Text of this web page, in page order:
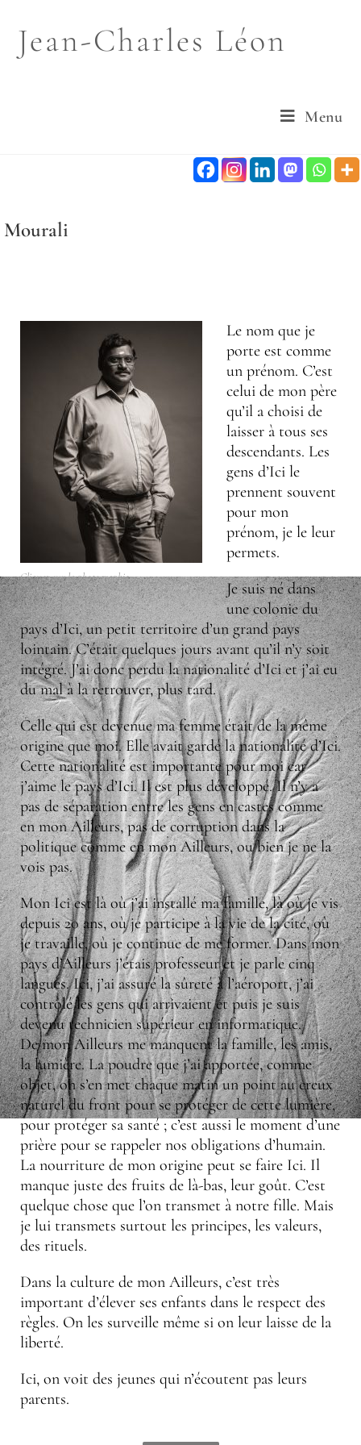
Jean-Charles Léon
Menu
Mourali
Cliquez sur la photographie
Le nom que je
porte est comme
un prénom. C’est
celui de mon père
qu’il a choisi de
laisser à tous ses
descendants. Les
gens d’Ici le
prennent souvent
pour mon
prénom, je le leur
permets.
Je suis né dans
une colonie du
pays d’Ici, un petit territoire d’un grand pays
lointain. C’était quelques jours avant qu’il n’y soit
intégré. J’ai donc perdu la nationalité d’Ici et j’ai eu
du mal à la retrouver, plus tard.
Celle qui est devenue ma femme était de la même
origine que moi. Elle avait gardé la nationalité d’Ici.
Cette nationalité est importante pour moi car
j’aime le pays d’Ici. Il est plus développé. Il n’y a
pas de séparation entre les gens en castes comme
en mon Ailleurs, pas de corruption dans la
politique comme en mon Ailleurs, ou bien je ne la
vois pas.
Mon Ici est là où j’ai installé ma famille, là où je vis
depuis 20 ans, où je participe à la vie de la cité, où
je travaille, où je continue de me former. Dans mon
pays d’Ailleurs j’étais professeur et je parle cinq
langues. Ici, j’ai assuré la sûreté à l’aéroport, j’ai
contrôlé les gens qui arrivaient et puis je suis
devenu technicien supérieur en informatique.
De mon Ailleurs me manquent la famille, les amis,
la lumière. La poudre que j’ai apportée, comme
objet, on s’en met chaque matin un point au creux
naturel du front pour se protéger de cette lumière,
pour protéger sa santé ; c’est aussi le moment d’une
prière pour se rappeler nos obligations d’humain.
La nourriture de mon origine peut se faire Ici. Il
manque juste des fruits de là-bas, leur goût. C’est
quelque chose que l’on transmet à notre fille. Mais
je lui transmets surtout les principes, les valeurs,
des rituels.
Dans la culture de mon Ailleurs, c’est très
important d’élever ses enfants dans le respect des
règles. On les surveille même si on leur laisse de la
liberté.
Ici, on voit des jeunes qui n’écoutent pas leurs
parents.